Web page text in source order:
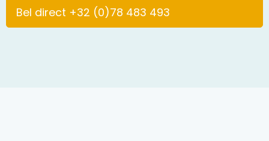
Bel direct +32 (0)78 483 493